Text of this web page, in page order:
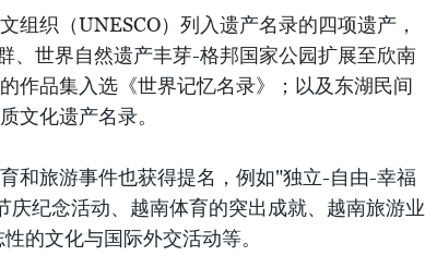
组织（UNESCO）列入遗产名录的四项遗产，
、世界自然遗产丰芽-格邦国家公园扩展至欣南
作品集入选《世界记忆名录》；以及东湖民间
文化遗产名录。
和旅游事件也获得提名，例如"独立-自由-幸福
纪念活动、越南体育的突出成就、越南旅游业
的文化与国际外交活动等。